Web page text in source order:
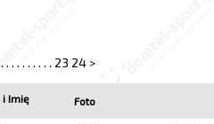
. . . . . . . . . . 23 24 >
Imię Foto